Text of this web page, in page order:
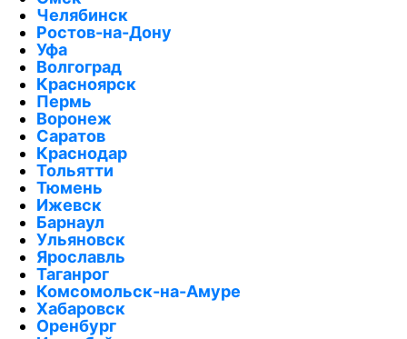
Челябинск
Ростов-на-Дону
Уфа
Волгоград
Красноярск
Пермь
Воронеж
Саратов
Краснодар
Тольятти
Тюмень
Ижевск
Барнаул
Ульяновск
Ярославль
Таганрог
Комсомольск-на-Амуре
Хабаровск
Оренбург